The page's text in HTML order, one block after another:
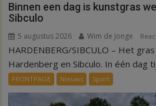
Binnen een dag is kunstgras
Sibculo
5 augustus 2026 Wim de Jonge
HARDENBERG/SIBCULO – Het
Hardenberg en Sibculo. In één dag
FRONTPAGE Nieuws Sport